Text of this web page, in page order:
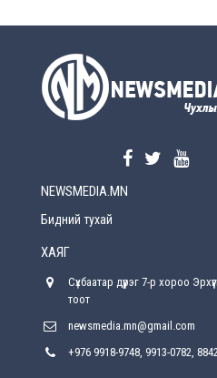
2026-08-5
2026-08-5
хүрсэн
Улсын онцгой
NEWSMEDIA.MN
Бидний тухай
ХАЯГ
Сүхбаатар дүүрэг 7-р хороо
тоот
newsmedia.mn@gmail.com
+976 9918-9748, 9913-0782,